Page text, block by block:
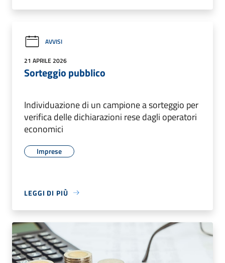
AVVISI
21 APRILE 2026
Sorteggio pubblico
Individuazione di un campione a sorteggio per
verifica delle dichiarazioni rese dagli operatori
economici
Imprese
LEGGI DI PIÙ